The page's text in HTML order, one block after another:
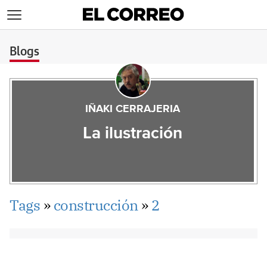
Blogs
IÑAKI CERRAJERIA
La ilustración
Tags »construcción»2